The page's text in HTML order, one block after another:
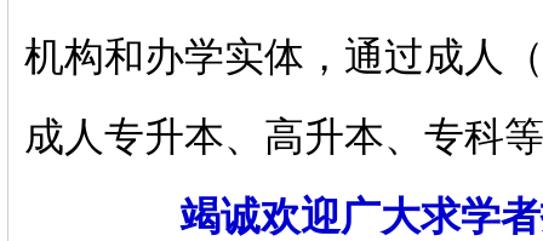
机构和办学实体，通过成人
成人专升本、高升本、专科
竭诚欢迎广大求学